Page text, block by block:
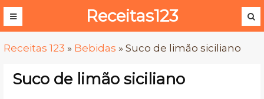
Receitas123
Receitas 123 » Bebidas » Suco de limão siciliano
Suco de limão siciliano